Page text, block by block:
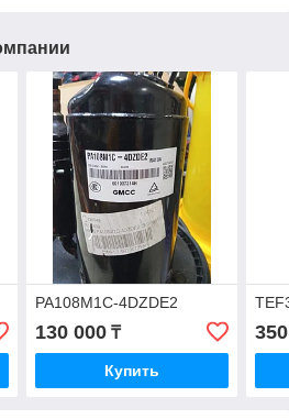
PA108M1C-4DZDE2
130 000₸
Купить